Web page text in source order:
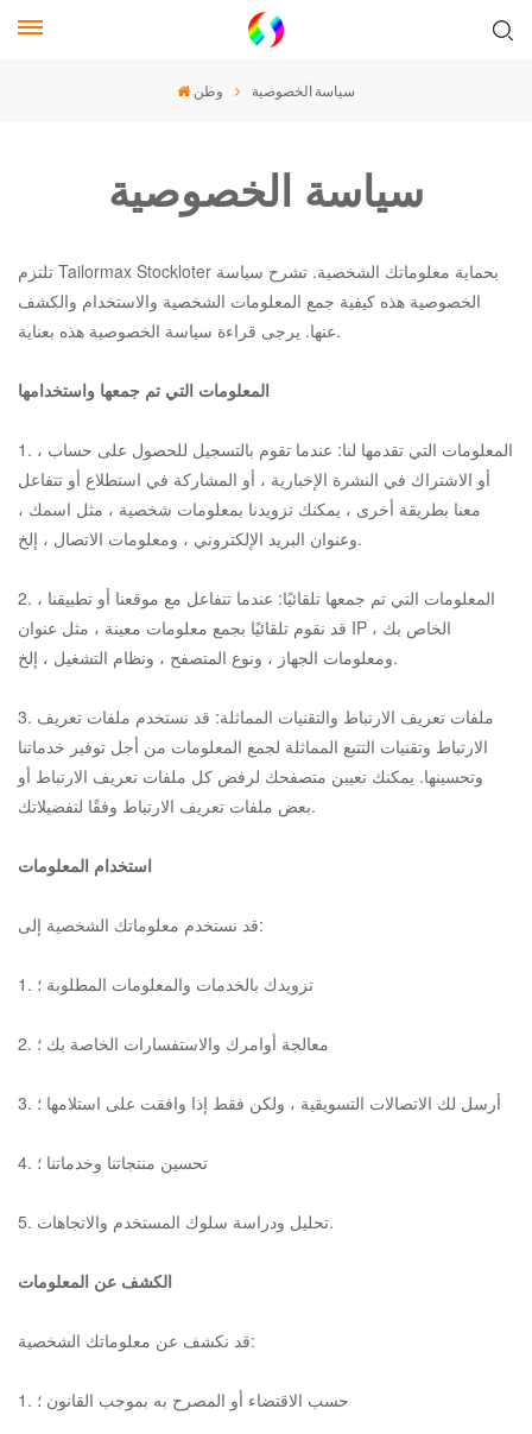
وطن سياسة الخصوصية
سياسة الخصوصية
تلتزم Tailormax Stockloter بحماية معلوماتك الشخصية. تشرح سياسة
الخصوصية هذه كيفية جمع المعلومات الشخصية والاستخدام والكشف
عنها. يرجى قراءة سياسة الخصوصية هذه بعناية.
المعلومات التي تم جمعها واستخدامها
1. المعلومات التي تقدمها لنا: عندما تقوم بالتسجيل للحصول على حساب ،
أو الاشتراك في النشرة الإخبارية ، أو المشاركة في استطلاع أو تتفاعل
معنا بطريقة أخرى ، يمكنك تزويدنا بمعلومات شخصية ، مثل اسمك ،
وعنوان البريد الإلكتروني ، ومعلومات الاتصال ، إلخ.
2. المعلومات التي تم جمعها تلقائيًا: عندما تتفاعل مع موقعنا أو تطبيقنا ،
قد نقوم تلقائيًا بجمع معلومات معينة ، مثل عنوان IP الخاص بك ،
ومعلومات الجهاز ، ونوع المتصفح ، ونظام التشغيل ، إلخ.
3. ملفات تعريف الارتباط والتقنيات المماثلة: قد نستخدم ملفات تعريف
الارتباط وتقنيات التتبع المماثلة لجمع المعلومات من أجل توفير خدماتنا
وتحسينها. يمكنك تعيين متصفحك لرفض كل ملفات تعريف الارتباط أو
بعض ملفات تعريف الارتباط وفقًا لتفضيلاتك.
استخدام المعلومات
قد نستخدم معلوماتك الشخصية إلى:
1. تزويدك بالخدمات والمعلومات المطلوبة ؛
2. معالجة أوامرك والاستفسارات الخاصة بك ؛
3. أرسل لك الاتصالات التسويقية ، ولكن فقط إذا وافقت على استلامها ؛
4. تحسين منتجاتنا وخدماتنا ؛
5. تحليل ودراسة سلوك المستخدم والاتجاهات.
الكشف عن المعلومات
قد نكشف عن معلوماتك الشخصية:
1. حسب الاقتضاء أو المصرح به بموجب القانون ؛